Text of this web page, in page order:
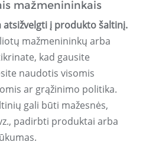
mažmenininkais
atsižvelgti į produkto šaltinį.
mažmenininkų arba
kad gausite
naudotis visomis
ar grąžinimo politika.
gali būti mažesnės,
padirbti produktai arba